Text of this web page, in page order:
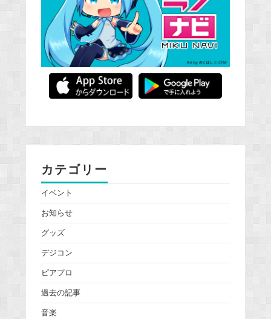
カテゴリー
イベント
お知らせ
グッズ
デジコン
ピアプロ
過去の記事
音楽